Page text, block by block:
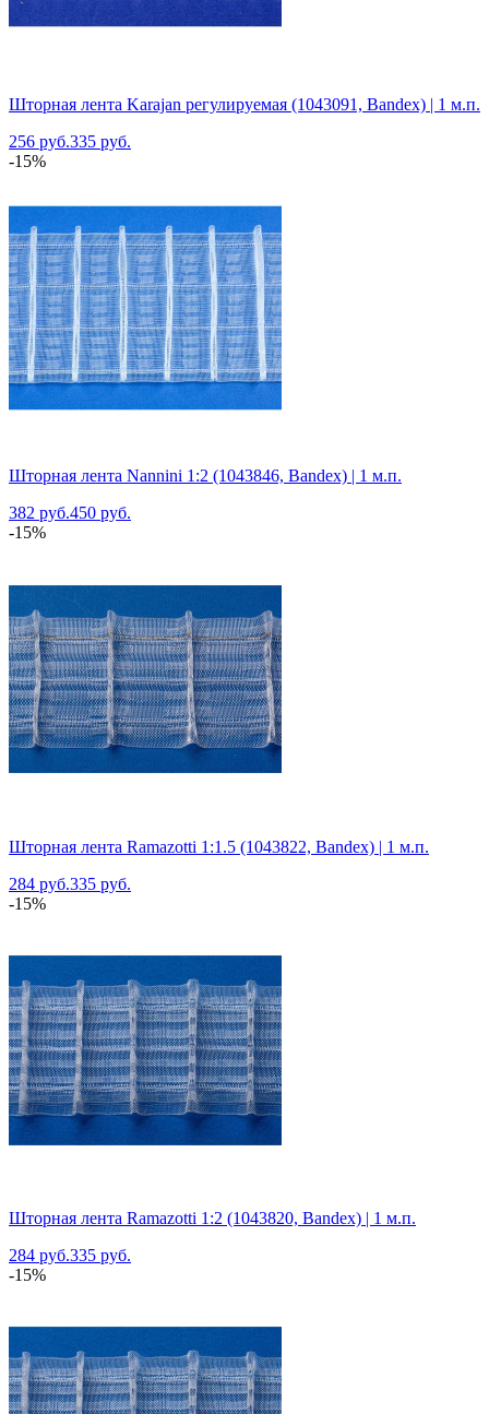
Шторная лента Karajan регулируемая (1043091, Bandex) | 1 м.п.
256 руб.335 руб.
-15%
Шторная лента Nannini 1:2 (1043846, Bandex) | 1 м.п.
382 руб.450 руб.
-15%
Шторная лента Ramazotti 1:1.5 (1043822, Bandex) | 1 м.п.
284 руб.335 руб.
-15%
Шторная лента Ramazotti 1:2 (1043820, Bandex) | 1 м.п.
284 руб.335 руб.
-15%